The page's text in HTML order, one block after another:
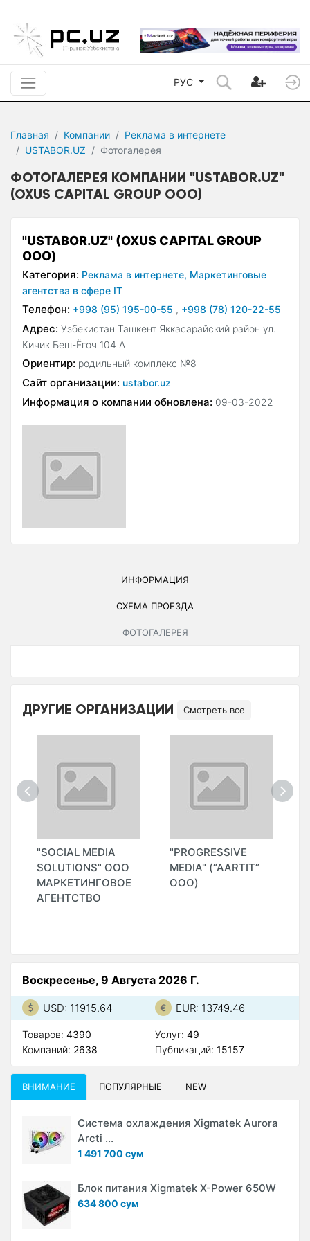
РУС
Главная Компании
Реклама в интернете
USTABOR.UZ
Фотогалерея
ФОТОГАЛЕРЕЯ КОМПАНИИ "USTABOR.UZ"
(OXUS CAPITAL GROUP ООО)
"USTABOR.UZ" (OXUS CAPITAL GROUP
ООО)
Категория: Реклама в интернете, Маркетинговые
агентства в сфере IT
Телефон: +998 (95) 195-00-55 , +998 (78) 120-22-55
Адрес: Узбекистан Ташкент Яккасарайский район ул.
Кичик Беш-Ёгоч 104 А
Ориентир: родильный комплекс №8
Сайт организации: ustabor.uz
Информация о компании обновлена: 09-03-2022
ИНФОРМАЦИЯ
СХЕМА ПРОЕЗДА
ФОТОГАЛЕРЕЯ
ДРУГИЕ ОРГАНИЗАЦИИ Смотреть все
"SOCIAL MEDIA
SOLUTIONS" ООО
МАРКЕТИНГОВОЕ
АГЕНТСТВО
"PROGRESSIVE
MEDIA" (“AARTIT”
ООО)
Воскресенье, 9 Августа 2026 Г.
USD: 11915.64 EUR: 13749.46
Товаров: 4390
Компаний: 2638
Услуг: 49
Публикаций: 15157
ВНИМАНИЕ ПОПУЛЯРНЫЕ NEW
Система охлаждения Xigmatek Aurora
Arcti ...
1 491 700 сум
Блок питания Xigmatek X-Power 650W
634 800 сум